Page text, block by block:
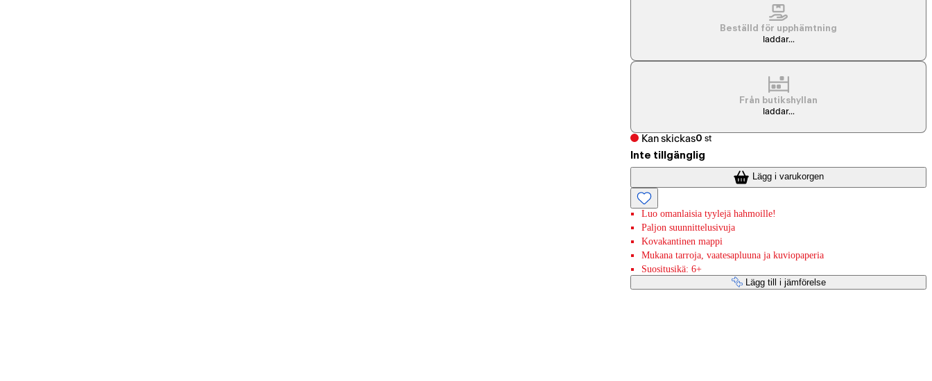
Beställd för upphämtning
laddar...
Från butikshyllan
laddar...
Kan skickas0 st
Inte tillgänglig
Lägg i varukorgen
Luo omanlaisia tyylejä hahmoille!
Paljon suunnittelusivuja
Kovakantinen mappi
Mukana tarroja, vaatesapluuna ja kuviopaperia
Suositusikä: 6+
Lägg till i jämförelse